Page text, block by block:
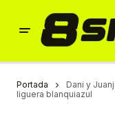
Portada
Dani y
liguera blanquiazul